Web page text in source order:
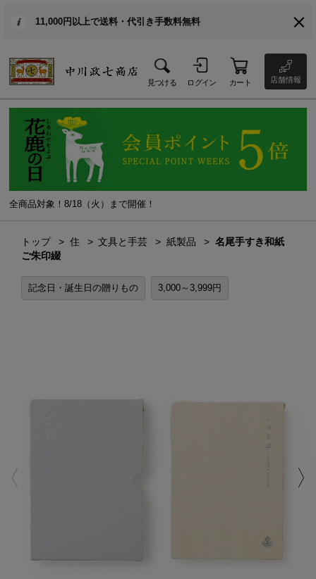
11,000円以上で送料・代引き手数料無料
見つける ログイン カート 店舗情報
全商品対象！8/18（火）まで開催！
トップ 住 文具と手芸 紙製品
名尾手すき和紙
ご朱印綴
記念日・誕生日の贈りもの 3,000～3,999円